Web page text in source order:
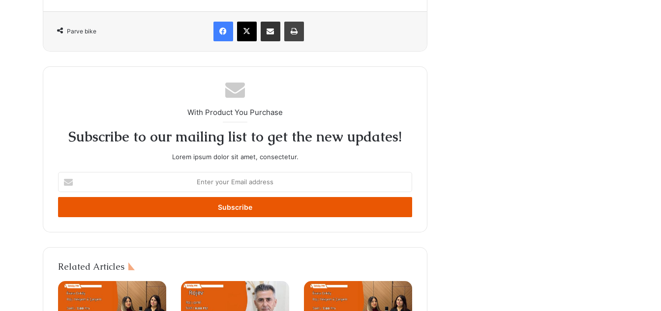
Parve bike
Facebook
X Share via Email Print
With Product You Purchase
Subscribe to our mailing list to get the new updates!
Lorem ipsum dolor sit amet, consectetur.
your
Email
Related Articles